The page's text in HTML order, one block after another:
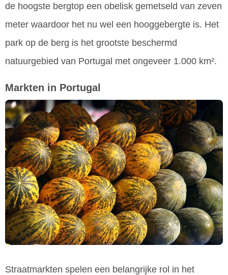
de hoogste bergtop een obelisk gemetseld van zeven
meter waardoor het nu wel een hooggebergte is. Het
park op de berg is het grootste beschermd
natuurgebied van Portugal met ongeveer 1.000 km².
Markten in Portugal
Straatmarkten spelen een belangrijke rol in het